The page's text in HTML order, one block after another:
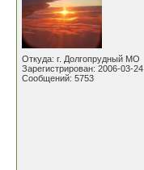
Откуда: г. Долгопрудный МО
Зарегистрирован: 2006-03-24
Сообщений: 5753